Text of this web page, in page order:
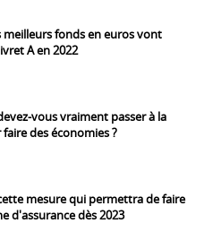
meilleurs fonds en euros vont
A en 2022
vous vraiment passer à la
des économies ?
mesure qui permettra de faire
d'assurance dès 2023